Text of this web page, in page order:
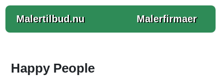
Malertilbud.nu Malerfirmaer
Happy People